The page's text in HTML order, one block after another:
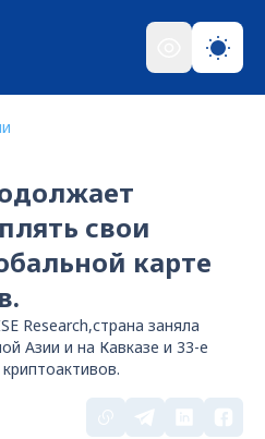
свои
карте
Research,страна заняла
Азии и на Кавказе и 33-е